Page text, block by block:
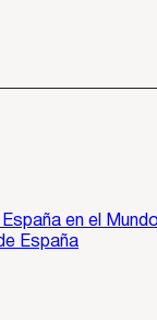
en el
España